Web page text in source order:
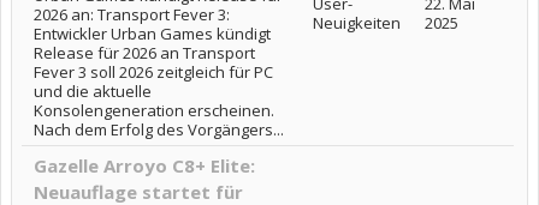
2026 an: Transport Fever 3:
Entwickler Urban Games kündigt
Release für 2026 an Transport
Fever 3 soll 2026 zeitgleich für PC
und die aktuelle
Konsolengeneration erscheinen.
Nach dem Erfolg des Vorgängers...
Neuigkeiten
2025
Gazelle Arroyo C8+ Elite:
Neuauflage startet für